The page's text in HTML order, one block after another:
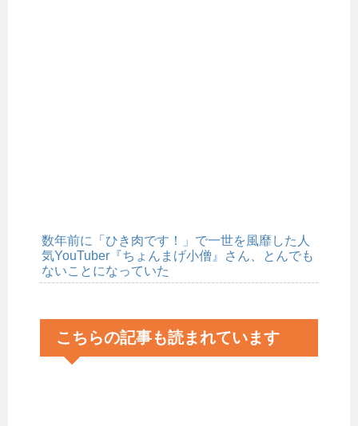
数年前に「ひき肉です！」で一世を風靡した人
気YouTuber『ちょんまげ小僧』さん、とんでも
ないことになっていた
こちらの記事も読まれています